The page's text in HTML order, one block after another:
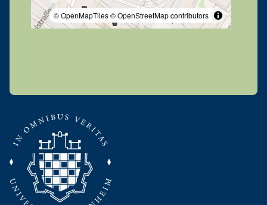
© OpenMapTiles© OpenStreetMap contributors